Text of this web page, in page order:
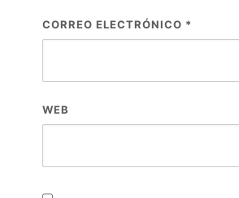
CORREO ELECTRÓNICO *
WEB